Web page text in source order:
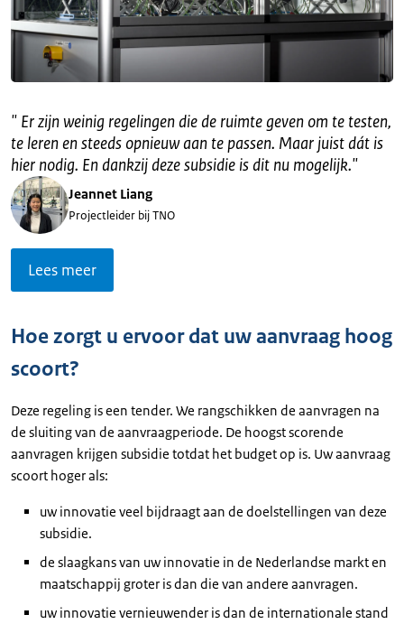
" Er zijn weinig regelingen die de ruimte geven om te testen,
te leren en steeds opnieuw aan te passen. Maar juist dát is
hier nodig. En dankzij deze subsidie is dit nu mogelijk."
Jeannet Liang
Projectleider bij TNO
Lees meer
Hoe zorgt u ervoor dat uw aanvraag hoog
scoort?
Deze regeling is een tender. We rangschikken de aanvragen na
de sluiting van de aanvraagperiode. De hoogst scorende
aanvragen krijgen subsidie totdat het budget op is. Uw aanvraag
scoort hoger als:
uw innovatie veel bijdraagt aan de doelstellingen van deze
subsidie.
de slaagkans van uw innovatie in de Nederlandse markt en
maatschappij groter is dan die van andere aanvragen.
uw innovatie vernieuwender is dan de internationale stand